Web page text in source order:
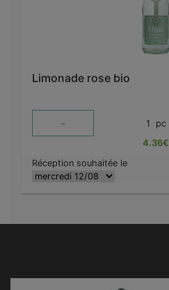
Limonade rose bio
- 1 pc
4.36€
Réception souhaitée le